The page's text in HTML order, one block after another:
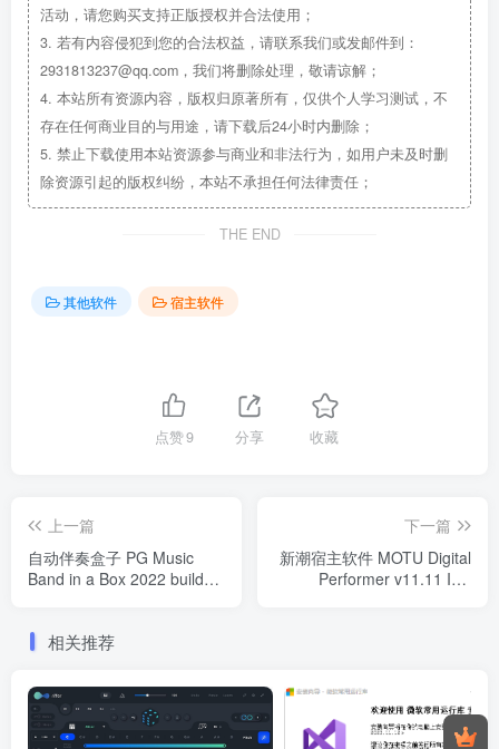
活动，请您购买支持正版授权并合法使用；
3. 若有内容侵犯到您的合法权益，请联系我们或发邮件到：
2931813237@qq.com，我们将删除处理，敬请谅解；
4. 本站所有资源内容，版权归原著所有，仅供个人学习测试，不
存在任何商业目的与用途，请下载后24小时内删除；
5. 禁止下载使用本站资源参与商业和非法行为，如用户未及时删
除资源引起的版权纠纷，本站不承担任何法律责任；
THE END
其他软件 宿主软件
点赞9 分享 收藏
上一篇
自动伴奏盒子 PG Music
Band in a Box 2022 build
下一篇
新潮宿主软件 MOTU Digital
Performer v11.11 Incl
相关推荐